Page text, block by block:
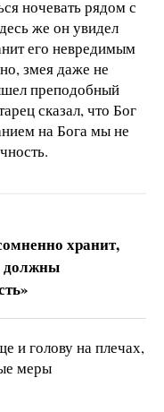
ночевать рядом с
же он увидел
его невредимым
змея даже не
преподобный
сказал, что Бог
на Бога мы не
хранит,
должны
и голову на плечах,
меры